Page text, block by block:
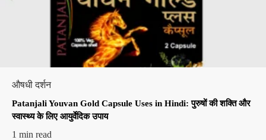
औषधी दर्शन
Patanjali Youvan Gold Capsule Uses in Hindi: पुरुषों की शक्ति और
स्वास्थ्य के लिए आयुर्वेदिक उपाय
1 min read